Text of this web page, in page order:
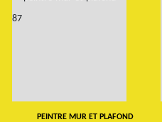
PEINTRE MUR ET PLAFOND